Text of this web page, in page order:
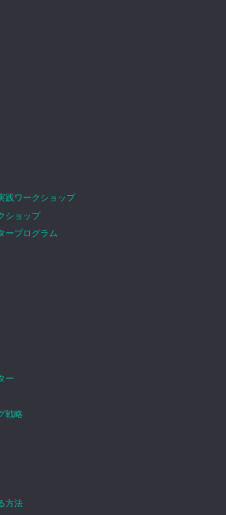
践ワークショップ
ショップ
ープログラム
ー
戦略
方法